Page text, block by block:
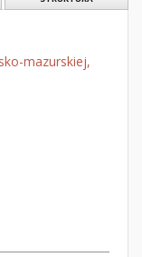
mazurskiej,